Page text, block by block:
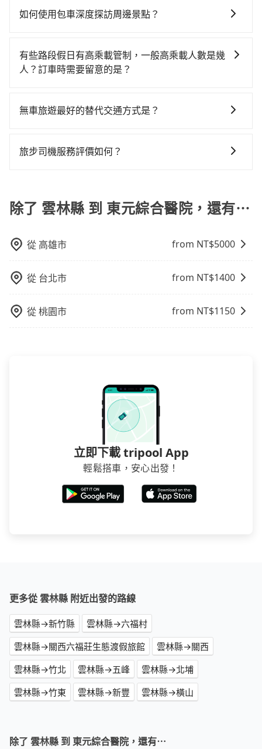
路或者搭乘公車抵達最終的目的地。全程加上轉車時間
200多輛，計程車的密度為雙北的0.4%，換句話說，臨
時要叫小黃的難度是雙北大城市的300倍。縱使幸運攔到
tripool並到府專車接送，則每人平均花費約730元，費
是這麼趕時間的人來說，預約tripool還是比較划算的。
達目的地後多久原路返回），雖已將eTag和可能的每小
車型，如Toyota Yaris、Prius C、Vios這類乘坐體驗較
差的車款，如果人數超過四位，更是沒有較大的七人座
凹的車門仍未被修理，每一次租車都好像在開樂透一
車位，對於急著用車或者要載其他乘客的人來說就有不
就顯得非常不便。
輛，計程車密度為雙北的0.4%，也就是說要臨時叫到小
建議事先做好規劃。再加上雲林縣有些計程車司機不按
錶計費，約有35%會採現場議價，建議最好先上網預
兩輛計程車的費用就貴了，改預約一輛tripool的九人座
供用車前一天凌晨六點前取消訂單的服務。所以我們會
可事先將您的需求寄至旅步的客服信箱：
booking@tripool.app，將有專人協助回覆確認是否能
如何使用包車深度探訪周邊景點？
的便利性和彈性，探訪更多的景點，並且可以按照自己
的節奏和時間進行遊覽。除了景點本身，還可以體驗周
找當地導遊或者向當地居民請教，了解更多的深度資訊
有些路段假日有高乘載管制，一般高乘載人數是幾
人？訂車時需要留意的是？
道路安全，政府會實施高乘載管制，限制只有符合以下
有身心障礙證明、記者證或「高速公路高乘載管制」通
無車旅遊最好的替代交通方式是？
看您旅遊的目的地而定。您可以善用大眾運輸，例如：
旅步司機服務評價如何？
旅程更加順暢和舒適。」
除了 雲林縣 到 東元綜合醫院，還有⋯
從 高雄市 from NT$5000
從 台北市 from NT$1400
從桃園市 from NT$1150
立即下載 tripool App
輕鬆搭車，安心出發！
更多從 雲林縣 附近出發的路線
雲林縣→新竹縣
雲林縣→六福村
雲林縣→關西六福莊生態渡假旅館
雲林縣→關西
雲林縣→竹北
雲林縣→五峰
雲林縣→北埔
雲林縣→竹東
雲林縣→新豐 雲林縣→橫山
除了 雲林縣 到 東元綜合醫院，還有⋯